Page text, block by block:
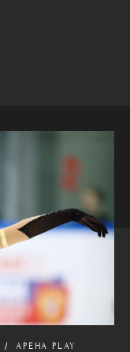
АРЕНА PLAY